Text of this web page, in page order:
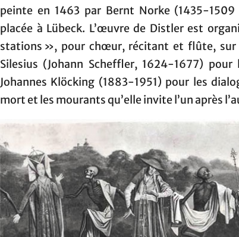
peinte en 1463 par Bernt Norke (1435-
placée à Lübeck. L’œuvre de Distler est
stations », pour chœur, récitant et flûte, sur
Silesius (Johann Scheffler, 1624-1677)
Johannes Klöcking (1883-1951) pour les
mort et les mourants qu’elle invite l’un après